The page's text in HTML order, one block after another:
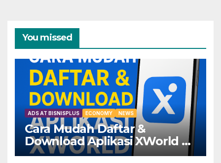
You missed
ADS AT BISNISPLUS ECONOMY NEWS
Cara Mudah Daftar &
Download Aplikasi XWorld —
Dapatkan Keuntungannya